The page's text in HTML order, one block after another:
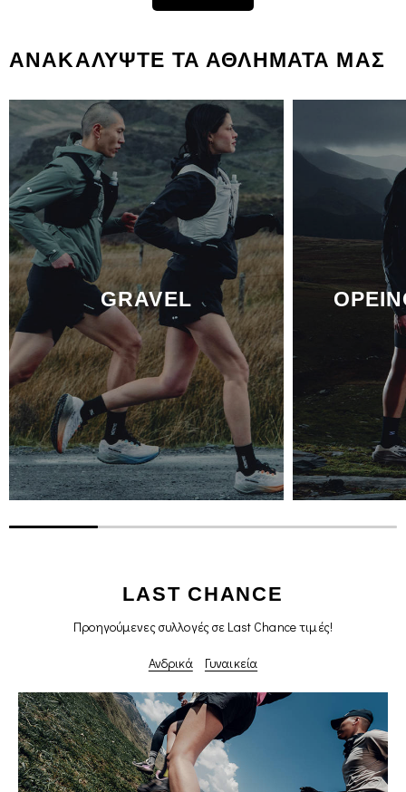
ΑΝΑΚΑΛΥΨΤΕ ΤΑ ΑΘΛΗΜΑΤΑ ΜΑΣ
GRAVEL
LAST CHANCE
Προηγούμενες συλλογές σε Last Chance τιμές!
Ανδρικά Γυναικεία